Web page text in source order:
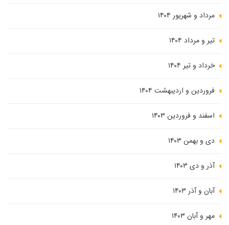
مرداد و شهریور ۱۴۰۴
تیر و مرداد ۱۴۰۴
خرداد و تیر ۱۴۰۴
فروردین و اردیبهشت ۱۴۰۴
اسفند و فروردین ۱۴۰۳
دی و بهمن ۱۴۰۳
آذر و دی ۱۴۰۳
آبان و آذر ۱۴۰۳
مهر و آبان ۱۴۰۳